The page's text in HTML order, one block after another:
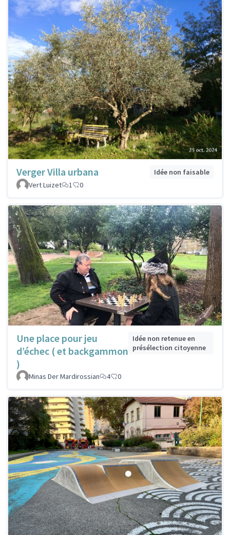
Verger Villa urbana
Idée non faisable
Vert Luizet
1 0
Une place pour jeu
d’échec ( et backgammon
)
Idée non retenue en
présélection citoyenne
Minas Der Mardirossian 4 0